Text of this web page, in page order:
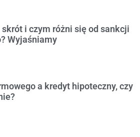
skrót i czym różni się od sankcji
Wyjaśniamy
a kredyt hipoteczny, czy